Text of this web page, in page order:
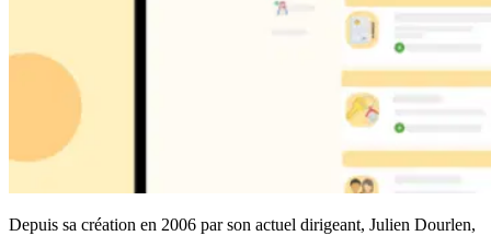
Depuis sa création en 2006 par son actuel dirigeant, Julien Dourlen,